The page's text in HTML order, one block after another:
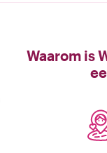
Waarom is